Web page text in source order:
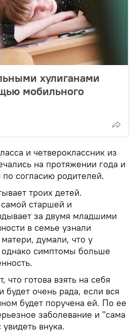
хулиганами
мобильного
и четвероклассник из
на протяжении года и
согласию родителей.
троих детей.
старшей и
за двумя младшими
в семье узнали
думали, что у
однако симптомы больше
что готова взять на себя
будет очень рада, если вся
будет поручена ей. По ее
заболевание и "сама
внука.